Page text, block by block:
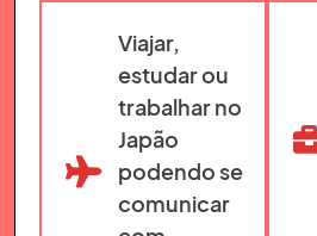
Viajar,
estudar ou
trabalhar no
Japão
podendo se
comunicar